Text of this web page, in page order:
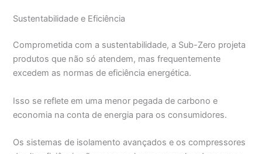
Sustentabilidade e Eficiência
Comprometida com a sustentabilidade, a Sub-Zero projeta
produtos que não só atendem, mas frequentemente
excedem as normas de eficiência energética.
Isso se reflete em uma menor pegada de carbono e
economia na conta de energia para os consumidores.
Os sistemas de isolamento avançados e os compressores